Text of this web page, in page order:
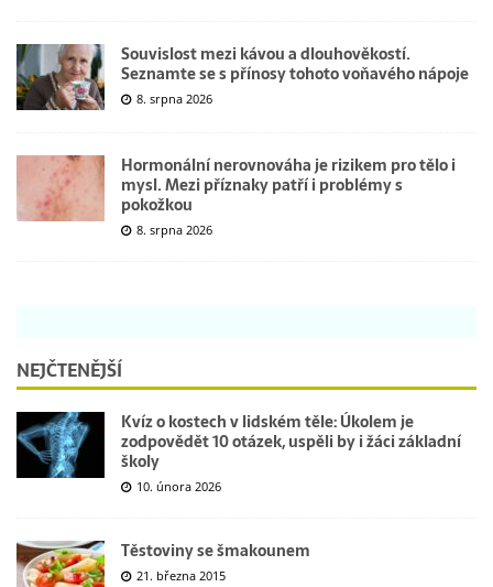
Souvislost mezi kávou a dlouhověkostí.
Seznamte se s přínosy tohoto voňavého nápoje
8. srpna 2026
Hormonální nerovnováha je rizikem pro tělo i
mysl. Mezi příznaky patří i problémy s
pokožkou
8. srpna 2026
NEJČTENĚJŠÍ
Kvíz o kostech v lidském těle: Úkolem je
zodpovědět 10 otázek, uspěli by i žáci základní
školy
10. února 2026
Těstoviny se šmakounem
21. března 2015